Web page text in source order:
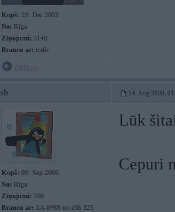
Kopš: 19. Dec 2003
No: Rīga
Ziņojumi: 5140
Braucu ar: trafic
sh 14. Aug 2009,
Kopš: 09. Sep 2006
No: Rīga
Ziņojumi: 560
Braucu ar: AA-8*88 un e36 325
Lūk
Cepuri